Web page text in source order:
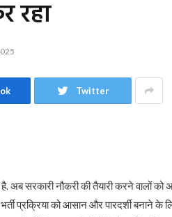
रहा
Twitter
अब सरकारी नौकरी की तैयारी करने वालों
प्रक्रिया को आसान और पारदर्शी बनाने के